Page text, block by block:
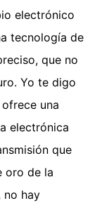
electrónico
tecnología de
que no
Yo te digo
una
electrónica
que
oro de la
no hay